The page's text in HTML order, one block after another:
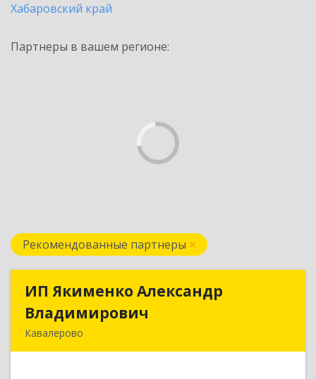
Хабаровский край
Партнеры в вашем регионе:
Рекомендованные партнеры
ИП Якименко Александр
Владимирович
Кавалерово
ИП Якименко Александр